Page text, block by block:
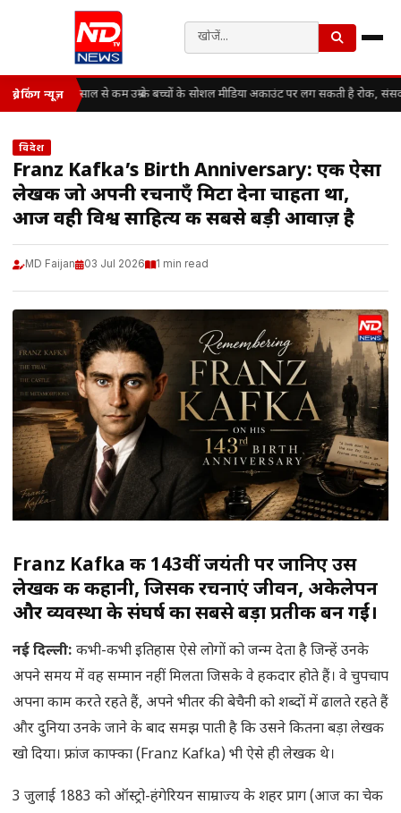
ब्रेकिंग न्यूज़13 साल से कम उम्र के बच्चों के सोशल मीडिया अकाउंट पर लग सकती है रोक, संसद में
विदेश
Franz Kafka’s Birth Anniversary: एक ऐसा
लेखक जो अपनी रचनाएँ मिटा देना चाहता था,
आज वही विश्व साहित्य की सबसे बड़ी आवाज़ है
MD Faijan 03 Jul 2026 1 min read
Franz Kafka की 143वीं जयंती पर जानिए उस
लेखक की कहानी, जिसकी रचनाएं जीवन, अकेलेपन
और व्यवस्था के संघर्ष का सबसे बड़ा प्रतीक बन गईं।
नई दिल्ली: कभी-कभी इतिहास ऐसे लोगों को जन्म देता है जिन्हें उनके
अपने समय में वह सम्मान नहीं मिलता जिसके वे हकदार होते हैं। वे चुपचाप
अपना काम करते रहते हैं, अपने भीतर की बेचैनी को शब्दों में ढालते रहते हैं
और दुनिया उनके जाने के बाद समझ पाती है कि उसने कितना बड़ा लेखक
खो दिया। फ्रांज काफ्का (Franz Kafka) भी ऐसे ही लेखक थे।
3 जुलाई 1883 को ऑस्ट्रो-हंगेरियन साम्राज्य के शहर प्राग (आज का चेक